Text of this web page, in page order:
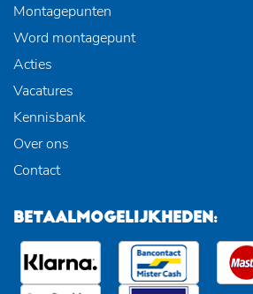
Montagepunten
Word montagepunt
Acties
Vacatures
Kennisbank
Over ons
Contact
BETAALMOGELIJKHEDEN: